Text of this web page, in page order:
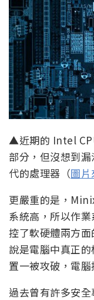
▲近期的 Intel
部分，但沒想到
代的處理器（圖
更嚴重的是，
系統高，所以作
控了軟硬體兩方
說是電腦中真正
置一被攻破，電腦
過去曾有許多安